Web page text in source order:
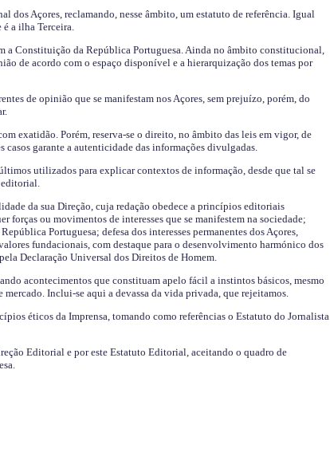
dos Açores, reclamando, nesse âmbito, um estatuto de referência. Igual
a ilha Terceira.
a Constituição da República Portuguesa. Ainda no âmbito constitucional,
de acordo com o espaço disponível e a hierarquização dos temas por
de opinião que se manifestam nos Açores, sem prejuízo, porém, do
exatidão. Porém, reserva-se o direito, no âmbito das leis em vigor, de
garante a autenticidade das informações divulgadas.
utilizados para explicar contextos de informação, desde que tal se
da sua Direção, cuja redação obedece a princípios editoriais
forças ou movimentos de interesses que se manifestem na sociedade;
Portuguesa; defesa dos interesses permanentes dos Açores,
fundacionais, com destaque para o desenvolvimento harmónico dos
Declaração Universal dos Direitos de Homem.
acontecimentos que constituam apelo fácil a instintos básicos, mesmo
mercado. Inclui-se aqui a devassa da vida privada, que rejeitamos.
éticos da Imprensa, tomando como referências o Estatuto do Jornalista
Editorial e por este Estatuto Editorial, aceitando o quadro de